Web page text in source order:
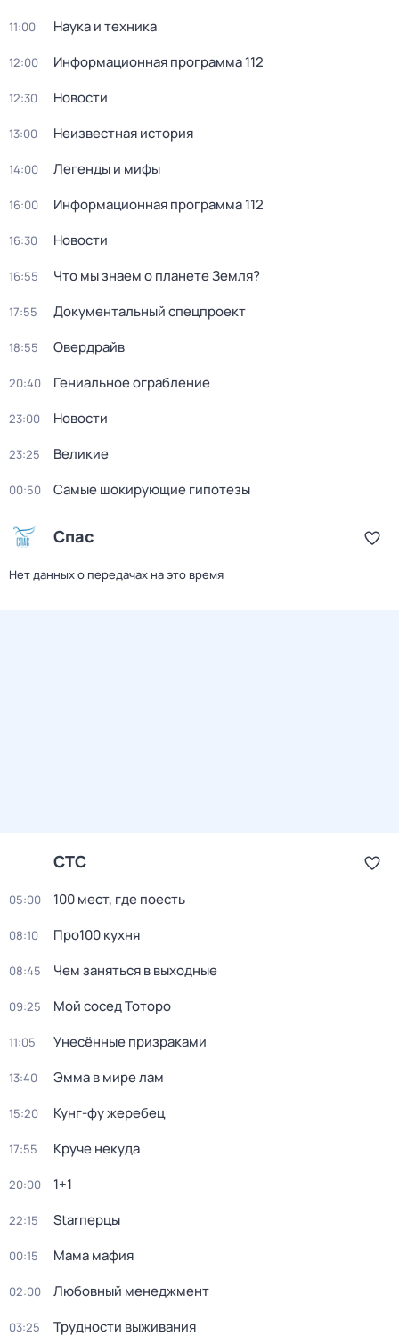
11:00 Наука и техника
12:00 Информационная программа 112
12:30 Новости
13:00 Неизвестная история
14:00 Легенды и мифы
16:00 Информационная программа 112
16:30 Новости
16:55 Что мы знаем о планете Земля?
17:55 Документальный спецпроект
18:55 Овердрайв
20:40 Гениальное ограбление
23:00 Новости
23:25 Великие
00:50 Самые шoкиpующие гипотезы
Спас
Нет данных о передачах на это время
СТС
05:00 100 мест, где поесть
08:10 Про100 кухня
08:45 Чем заняться в выходные
09:25 Мой сосед Тоторо
11:05 Унесённые призраками
13:40 Эмма в мире лам
15:20 Кунг-фу жеребец
17:55 Круче некуда
20:00 1+1
22:15 Starперцы
00:15 Мама мафия
02:00 Любовный менеджмент
03:25 Трудности выживания